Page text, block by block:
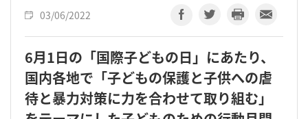
03/06/2022
6月1日の「国際子どもの日」にあたり、
国内各地で「子どもの保護と子供への虐
待と暴力対策に力を合わせて取り組む」